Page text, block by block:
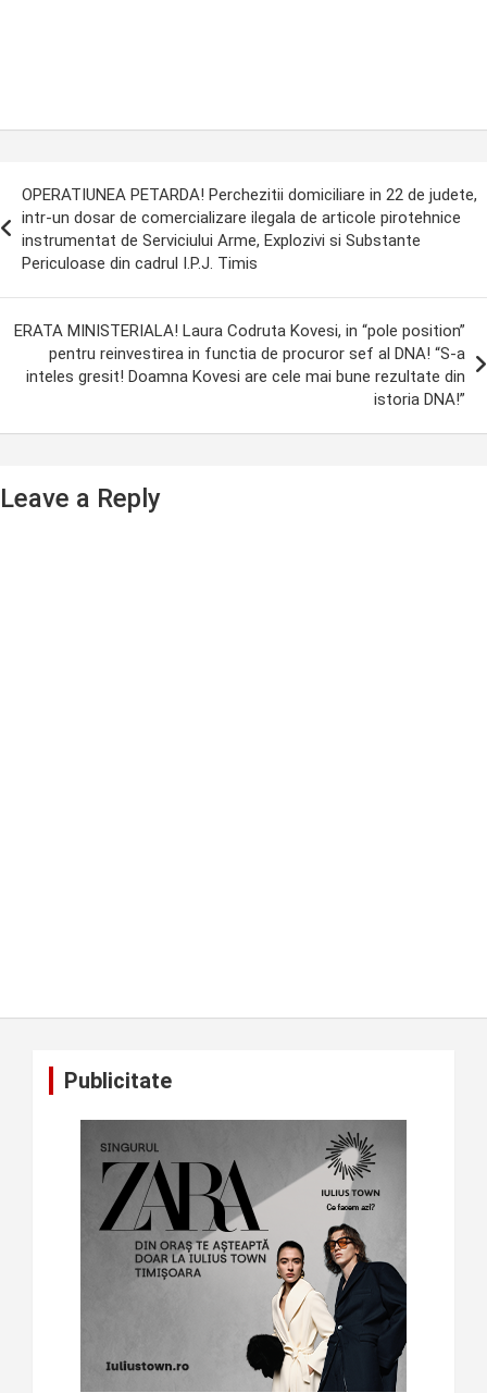
OPERATIUNEA PETARDA! Perchezitii domiciliare in 22 de judete,
intr-un dosar de comercializare ilegala de articole pirotehnice
instrumentat de Serviciului Arme, Explozivi si Substante
Periculoase din cadrul I.P.J. Timis
ERATA MINISTERIALA! Laura Codruta Kovesi, in “pole position”
pentru reinvestirea in functia de procuror sef al DNA! “S-a
inteles gresit! Doamna Kovesi are cele mai bune rezultate din
istoria DNA!”
Leave a Reply
Publicitate